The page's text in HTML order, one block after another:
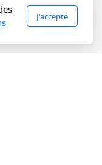
J'accepte